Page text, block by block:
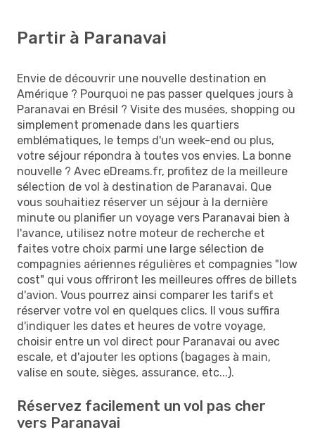
Partir à Paranavai
Envie de découvrir une nouvelle destination en
Amérique ? Pourquoi ne pas passer quelques jours à
Paranavai en Brésil ? Visite des musées, shopping ou
simplement promenade dans les quartiers
emblématiques, le temps d'un week-end ou plus,
votre séjour répondra à toutes vos envies. La bonne
nouvelle ? Avec eDreams.fr, profitez de la meilleure
sélection de vol à destination de Paranavai. Que
vous souhaitiez réserver un séjour à la dernière
minute ou planifier un voyage vers Paranavai bien à
l'avance, utilisez notre moteur de recherche et
faites votre choix parmi une large sélection de
compagnies aériennes régulières et compagnies "low
cost" qui vous offriront les meilleures offres de billets
d'avion. Vous pourrez ainsi comparer les tarifs et
réserver votre vol en quelques clics. Il vous suffira
d'indiquer les dates et heures de votre voyage,
choisir entre un vol direct pour Paranavai ou avec
escale, et d'ajouter les options (bagages à main,
valise en soute, sièges, assurance, etc...).
Réservez facilement un vol pas cher
vers Paranavai